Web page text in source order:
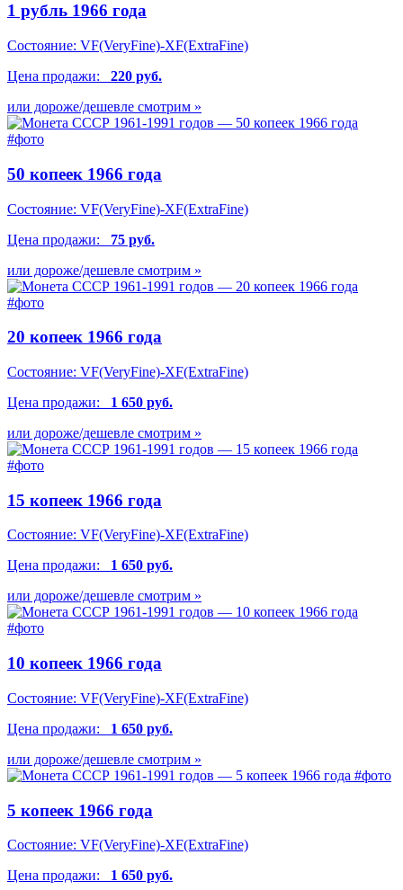
1 рубль 1966 года
Состояние: VF(VeryFine)-XF(ExtraFine)
Цена продажи:
220 руб.
или дороже/дешевле смотрим »
50 копеек 1966 года
Состояние: VF(VeryFine)-XF(ExtraFine)
Цена продажи:
75 руб.
или дороже/дешевле смотрим »
20 копеек 1966 года
Состояние: VF(VeryFine)-XF(ExtraFine)
Цена продажи:
1 650 руб.
или дороже/дешевле смотрим »
15 копеек 1966 года
Состояние: VF(VeryFine)-XF(ExtraFine)
Цена продажи:
1 650 руб.
или дороже/дешевле смотрим »
10 копеек 1966 года
Состояние: VF(VeryFine)-XF(ExtraFine)
Цена продажи:
1 650 руб.
или дороже/дешевле смотрим »
5 копеек 1966 года
Состояние: VF(VeryFine)-XF(ExtraFine)
Цена продажи:
1 650 руб.